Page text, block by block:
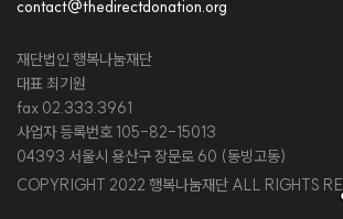
contact@thedirectdonation.org
재단법인 행복나눔재단
대표 최기원
fax 02.333.3961
사업자 등록번호 105-82-15013
04393 서울시 용산구 장문로 60 (동빙고동)
COPYRIGHT 2022 행복나눔재단 ALL RIGHTS